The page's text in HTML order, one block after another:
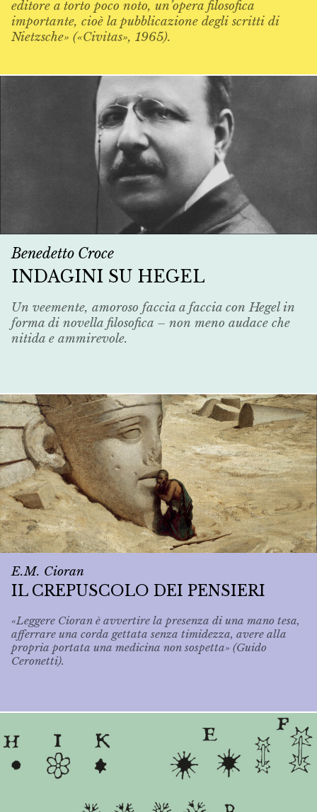
editore a torto poco noto, un’opera filosofica
importante, cioè la pubblicazione degli scritti di
Nietzsche» («Civitas», 1965).
Benedetto Croce
INDAGINI SU HEGEL
Un veemente, amoroso faccia a faccia con Hegel in
forma di novella filosofica – non meno audace che
nitida e ammirevole.
E.M. Cioran
IL CREPUSCOLO DEI PENSIERI
«Leggere Cioran è avvertire la presenza di una mano tesa,
afferrare una corda gettata senza timidezza, avere alla
propria portata una medicina non sospetta» (Guido
Ceronetti).